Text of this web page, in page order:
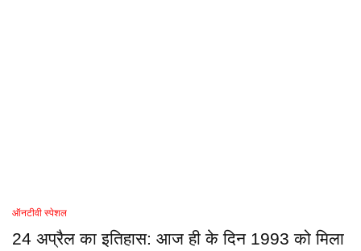
ऑनटीवी स्पेशल
24 अप्रैल का इतिहास: आज ही के दिन 1993 को मिला